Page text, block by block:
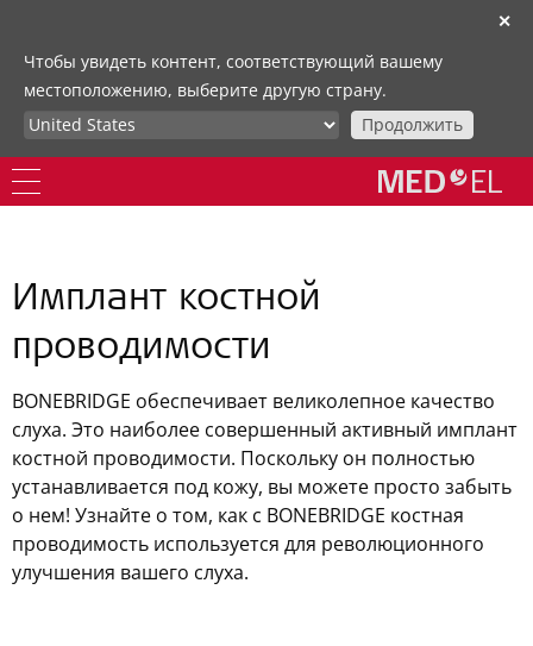
✕
Чтобы увидеть контент, соответствующий вашему
местоположению, выберите другую страну.
Продолжить
Имплант костной
проводимости
BONEBRIDGE обеспечивает великолепное качество
слуха. Это наиболее совершенный активный имплант
костной проводимости. Поскольку он полностью
устанавливается под кожу, вы можете просто забыть
о нем! Узнайте о том, как с BONEBRIDGE костная
проводимость используется для революционного
улучшения вашего слуха.